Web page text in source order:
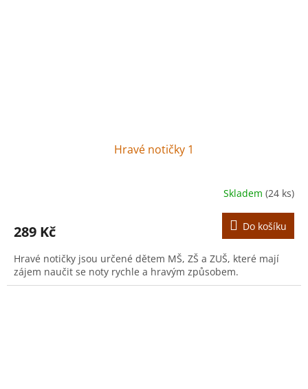
Hravé notičky 1
Skladem (24 ks)
289 Kč Do košíku
Hravé notičky jsou určené dětem MŠ, ZŠ a ZUŠ, které mají
zájem naučit se noty rychle a hravým způsobem.